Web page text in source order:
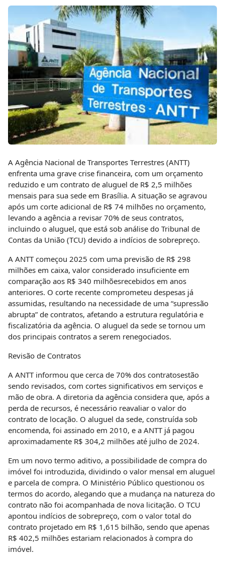
A Agência Nacional de Transportes Terrestres (ANTT)
enfrenta uma grave crise financeira, com um orçamento
reduzido e um contrato de aluguel de R$ 2,5 milhões
mensais para sua sede em Brasília. A situação se agravou
após um corte adicional de R$ 74 milhões no orçamento,
levando a agência a revisar 70% de seus contratos,
incluindo o aluguel, que está sob análise do Tribunal de
Contas da União (TCU) devido a indícios de sobrepreço.
A ANTT começou 2025 com uma previsão de R$ 298
milhões em caixa, valor considerado insuficiente em
comparação aos R$ 340 milhõesrecebidos em anos
anteriores. O corte recente comprometeu despesas já
assumidas, resultando na necessidade de uma “supressão
abrupta” de contratos, afetando a estrutura regulatória e
fiscalizatória da agência. O aluguel da sede se tornou um
dos principais contratos a serem renegociados.
Revisão de Contratos
A ANTT informou que cerca de 70% dos contratosestão
sendo revisados, com cortes significativos em serviços e
mão de obra. A diretoria da agência considera que, após a
perda de recursos, é necessário reavaliar o valor do
contrato de locação. O aluguel da sede, construída sob
encomenda, foi assinado em 2010, e a ANTT já pagou
aproximadamente R$ 304,2 milhões até julho de 2024.
Em um novo termo aditivo, a possibilidade de compra do
imóvel foi introduzida, dividindo o valor mensal em aluguel
e parcela de compra. O Ministério Público questionou os
termos do acordo, alegando que a mudança na natureza do
contrato não foi acompanhada de nova licitação. O TCU
apontou indícios de sobrepreço, com o valor total do
contrato projetado em R$ 1,615 bilhão, sendo que apenas
R$ 402,5 milhões estariam relacionados à compra do
imóvel.